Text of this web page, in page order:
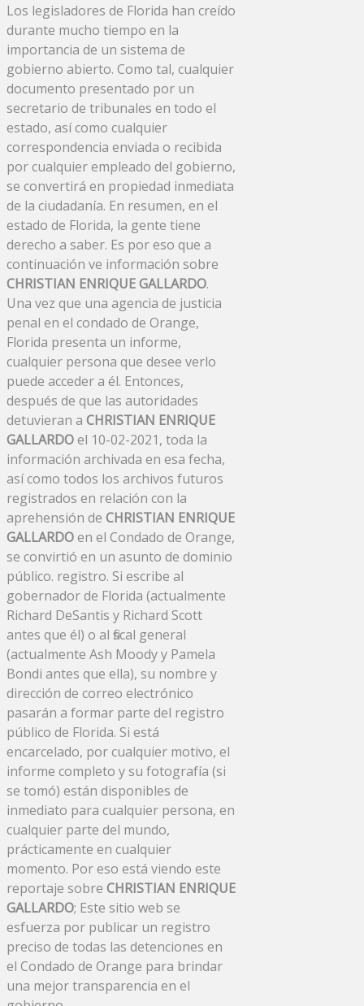
Los legisladores de Florida han creído
durante mucho tiempo en la
importancia de un sistema de
gobierno abierto. Como tal, cualquier
documento presentado por un
secretario de tribunales en todo el
estado, así como cualquier
correspondencia enviada o recibida
por cualquier empleado del gobierno,
se convertirá en propiedad inmediata
de la ciudadanía. En resumen, en el
estado de Florida, la gente tiene
derecho a saber. Es por eso que a
continuación ve información sobre
CHRISTIAN ENRIQUE GALLARDO.
Una vez que una agencia de justicia
penal en el condado de Orange,
Florida presenta un informe,
cualquier persona que desee verlo
puede acceder a él. Entonces,
después de que las autoridades
detuvieran a CHRISTIAN ENRIQUE
GALLARDOel 10-02-2021, toda la
información archivada en esa fecha,
así como todos los archivos futuros
registrados en relación con la
aprehensión de CHRISTIAN ENRIQUE
GALLARDOen el Condado de Orange,
se convirtió en un asunto de dominio
público. registro. Si escribe al
gobernador de Florida (actualmente
Richard DeSantis y Richard Scott
antes que él) o al fiscal general
(actualmente Ash Moody y Pamela
Bondi antes que ella), su nombre y
dirección de correo electrónico
pasarán a formar parte del registro
público de Florida. Si está
encarcelado, por cualquier motivo, el
informe completo y su fotografía (si
se tomó) están disponibles de
inmediato para cualquier persona, en
cualquier parte del mundo,
prácticamente en cualquier
momento. Por eso está viendo este
reportaje sobre CHRISTIAN ENRIQUE
GALLARDO; Este sitio web se
esfuerza por publicar un registro
preciso de todas las detenciones en
el Condado de Orange para brindar
una mejor transparencia en el